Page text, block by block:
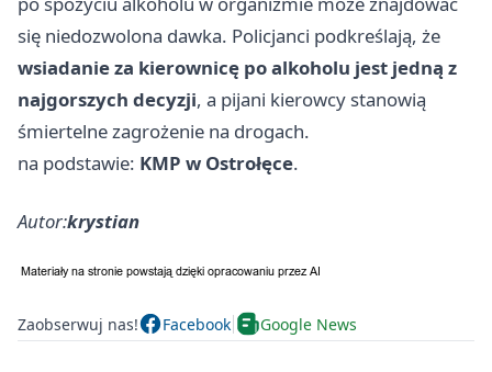
się niedozwolona dawka. Policjanci podkreślają, że
wsiadanie za kierownicę po alkoholu jest jedną z
najgorszych decyzji, a pijani kierowcy stanowią
śmiertelne zagrożenie na drogach.
na podstawie: KMP w Ostrołęce.
Autor:krystian
Zaobserwuj nas! Facebook Google News